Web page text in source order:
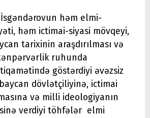
həm elmi-
həm ictimai-siyasi mövqeyi,
tarixinin araşdırılması və
ruhunda
göstərdiyi əvəzsiz
dövlətçiliyinə, ictimai
və milli ideologiyanın
verdiyi töhfələr elmi